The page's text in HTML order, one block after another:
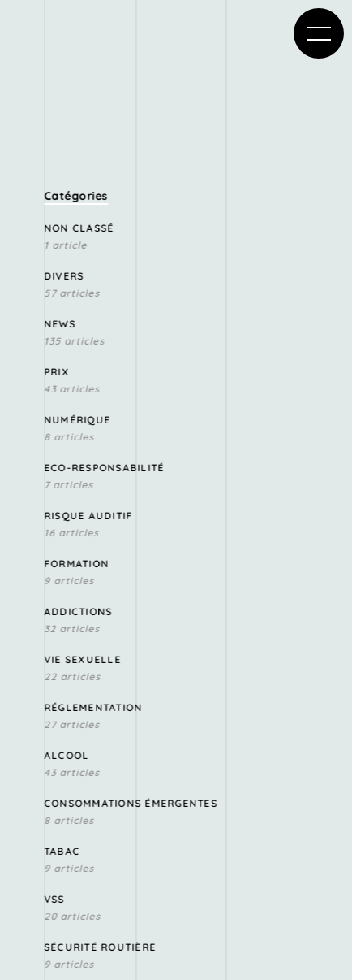
Catégories
NON CLASSÉ
1 article
DIVERS
57 articles
NEWS
135 articles
PRIX
43 articles
NUMÉRIQUE
8 articles
ECO-RESPONSABILITÉ
7 articles
RISQUE AUDITIF
16 articles
FORMATION
9 articles
ADDICTIONS
32 articles
VIE SEXUELLE
22 articles
RÉGLEMENTATION
27 articles
ALCOOL
43 articles
CONSOMMATIONS ÉMERGENTES
8 articles
TABAC
9 articles
VSS
20 articles
SÉCURITÉ ROUTIÈRE
9 articles